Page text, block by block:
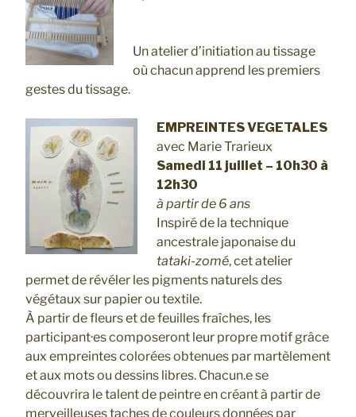
Un atelier d’initiation au tissage
où chacun apprend les premiers
gestes du tissage.
EMPREINTES VEGETALES
avec Marie Trarieux
Samedi 11 juillet – 10h30 à
12h30
à partir de 6 ans
Inspiré de la technique
ancestrale japonaise du
tataki-zomé, cet atelier
permet de révéler les pigments naturels des
végétaux sur papier ou textile.
À partir de fleurs et de feuilles fraîches, les
participant·es composeront leur propre motif grâce
aux empreintes colorées obtenues par martèlement
et aux mots ou dessins libres. Chacun.e se
découvrira le talent de peintre en créant à partir de
merveilleuses taches de couleurs données par